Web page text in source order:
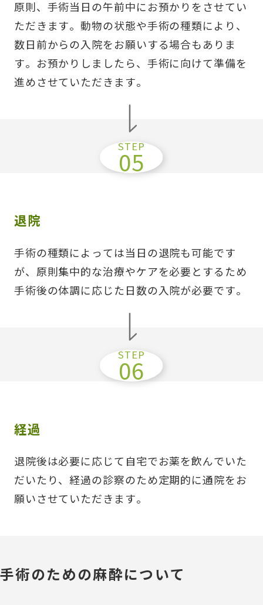
原則、手術当日の午前中にお預かりをさせてい
ただきます。動物の状態や手術の種類により、
数日前からの入院をお願いする場合もありま
す。お預かりしましたら、手術に向けて準備を
進めさせていただきます。
退院
手術の種類によっては当日の退院も可能です
が、原則集中的な治療やケアを必要とするため
手術後の体調に応じた日数の入院が必要です。
経過
退院後は必要に応じて自宅でお薬を飲んでいた
だいたり、経過の診察のため定期的に通院をお
願いさせていただきます。
手術のための麻酔について